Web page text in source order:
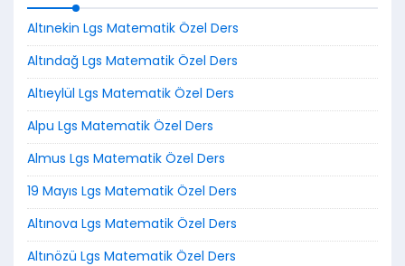
Altınekin Lgs Matematik Özel Ders
Altındağ Lgs Matematik Özel Ders
Altıeylül Lgs Matematik Özel Ders
Alpu Lgs Matematik Özel Ders
Almus Lgs Matematik Özel Ders
19 Mayıs Lgs Matematik Özel Ders
Altınova Lgs Matematik Özel Ders
Altınözü Lgs Matematik Özel Ders